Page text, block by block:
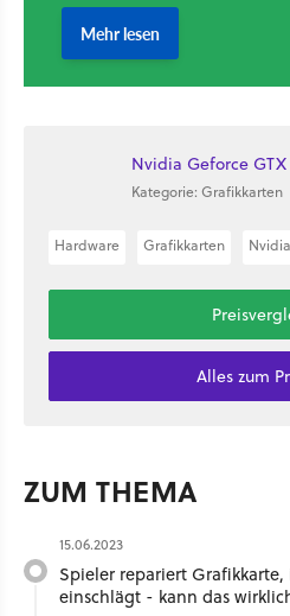
Nvidia Geforce GTX
Kategorie: Grafikkarten
Hardware Grafikkarten Nvidia
Alles zum
ZUM THEMA
15.06.2023
Spieler repariert
einschlägt - kann das